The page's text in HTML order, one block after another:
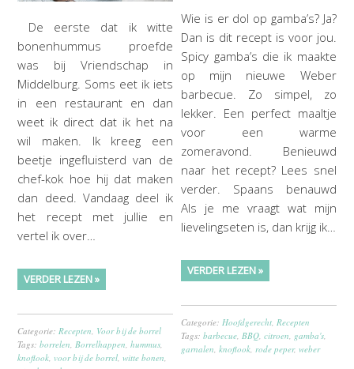
De eerste dat ik witte
bonenhummus proefde
was bij Vriendschap in
Middelburg. Soms eet ik iets
in een restaurant en dan
weet ik direct dat ik het na
wil maken. Ik kreeg een
beetje ingefluisterd van de
chef-kok hoe hij dat maken
dan deed. Vandaag deel ik
het recept met jullie en
vertel ik over…
VERDER LEZEN »
Categorie: Recepten Voor bij de borrel
Tags:borrelen Borrelhappen ,hummus
knoflook voor bij de borrel ,witte bonen
Wie is er dol op gamba’s? Ja?
Dan is dit recept is voor jou.
Spicy gamba’s die ik maakte
op mijn nieuwe Weber
barbecue. Zo simpel, zo
lekker. Een perfect maaltje
voor een warme
zomeravond. Benieuwd
naar het recept? Lees snel
verder. Spaans benauwd
Als je me vraagt wat mijn
lievelingseten is, dan krijg ik…
VERDER LEZEN »
Categorie: Hoofdgerecht Recepten
Tags:barbecue BBQ ,citroen gamba's
garnalen ,knoflook rode peper,weber